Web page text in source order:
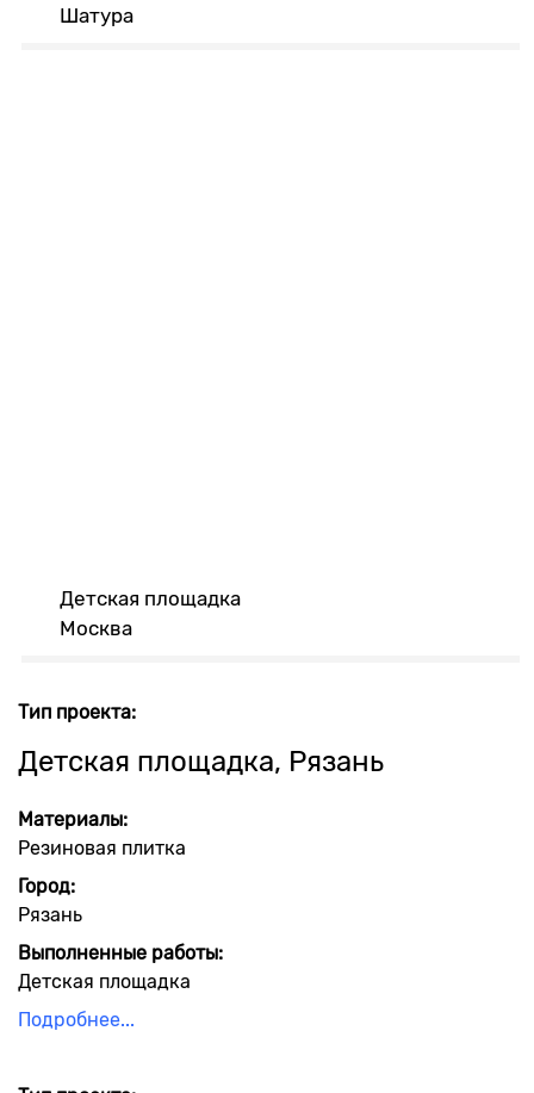
Шатура
Детская площадка
Москва
Тип проекта:
Детская площадка, Рязань
Материалы:
Резиновая плитка
Город:
Рязань
Выполненные работы:
Детская площадка
Подробнее...